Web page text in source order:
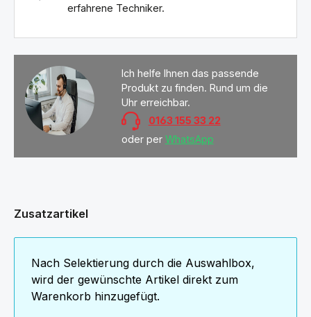
erfahrene Techniker.
Ich helfe Ihnen das passende
Produkt zu finden. Rund um die
Uhr erreichbar.
0163 155 33 22
oder per WhatsApp
Zusatzartikel
Nach Selektierung durch die Auswahlbox,
wird der gewünschte Artikel direkt zum
Warenkorb hinzugefügt.